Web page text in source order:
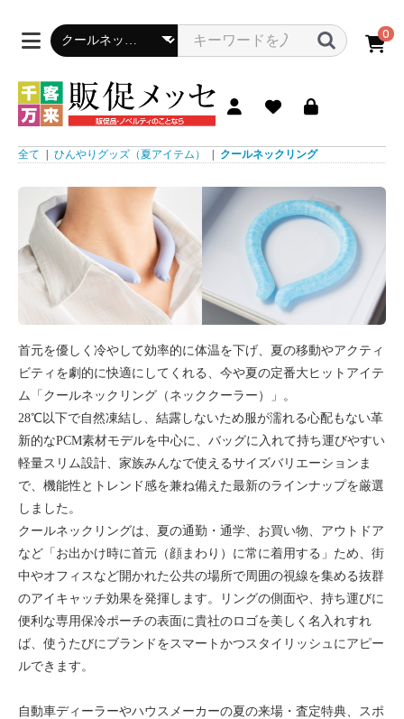
0
全て ひんやりグッズ（夏アイテム） クールネックリング
首元を優しく冷やして効率的に体温を下げ、夏の移動やアクティ
ビティを劇的に快適にしてくれる、今や夏の定番大ヒットアイテ
ム「クールネックリング（ネッククーラー）」。
28℃以下で自然凍結し、結露しないため服が濡れる心配もない革
新的なPCM素材モデルを中心に、バッグに入れて持ち運びやすい
軽量スリム設計、家族みんなで使えるサイズバリエーションま
で、機能性とトレンド感を兼ね備えた最新のラインナップを厳選
しました。
クールネックリングは、夏の通勤・通学、お買い物、アウトドア
など「お出かけ時に首元（顔まわり）に常に着用する」ため、街
中やオフィスなど開かれた公共の場所で周囲の視線を集める抜群
のアイキャッチ効果を発揮します。リングの側面や、持ち運びに
便利な専用保冷ポーチの表面に貴社のロゴを美しく名入れすれ
ば、使うたびにブランドをスマートかつスタイリッシュにアピー
ルできます。
自動車ディーラーやハウスメーカーの夏の来場・査定特典、スポ